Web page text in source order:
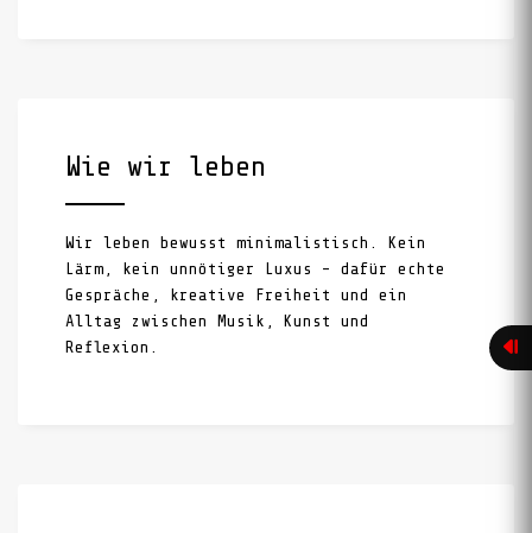
Wie wir leben
Wir leben bewusst minimalistisch. Kein
Lärm, kein unnötiger Luxus – dafür echte
Gespräche, kreative Freiheit und ein
Alltag zwischen Musik, Kunst und
Reflexion.